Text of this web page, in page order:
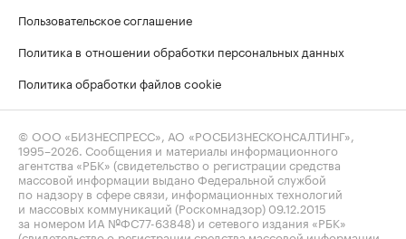
Пользовательское соглашение
Политика в отношении обработки персональных данных
Политика обработки файлов cookie
© ООО «БИЗНЕСПРЕСС», АО «РОСБИЗНЕСКОНСАЛТИНГ»,
1995–2026 . Сообщения и материалы информационного
агентства «РБК» (свидетельство о регистрации средства
массовой информации выдано Федеральной службой
по надзору в сфере связи, информационных технологий
и массовых коммуникаций (Роскомнадзор) 09.12.2015
за номером ИА №ФС77-63848) и сетевого издания «РБК»